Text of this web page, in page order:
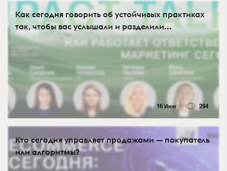
Как сегодня говорить об устойчивых практиках
так, чтобы вас услышали и разделили...
16 Июн 294
Кто сегодня управляет продажами — покупатель
или алгоритмы?